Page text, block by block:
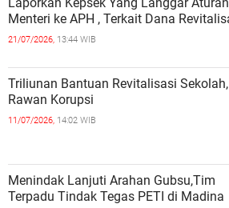
Menteri ke APH , Terkait Dana Revitalisasi
Sekolah
21/07/2026, 13:44 WIB
Triliunan Bantuan Revitalisasi Sekolah,
Rawan Korupsi
11/07/2026, 14:02 WIB
Menindak Lanjuti Arahan Gubsu,Tim
Terpadu Tindak Tegas PETI di Madina